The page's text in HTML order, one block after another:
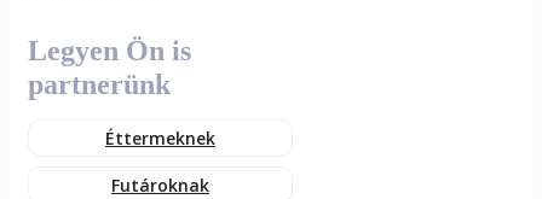
Legyen Ön is
partnerünk
Éttermeknek
Futároknak